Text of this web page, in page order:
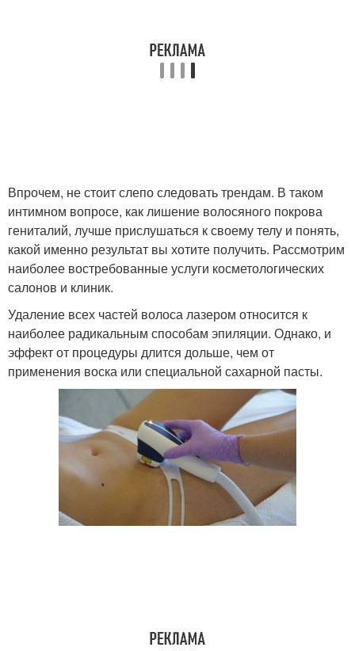
Впрочем, не стоит слепо следовать трендам. В таком
интимном вопросе, как лишение волосяного покрова
гениталий, лучше прислушаться к своему телу и понять,
какой именно результат вы хотите получить. Рассмотрим
наиболее востребованные услуги косметологических
салонов и клиник.
Удаление всех частей волоса лазером относится к
наиболее радикальным способам эпиляции. Однако, и
эффект от процедуры длится дольше, чем от
применения воска или специальной сахарной пасты.